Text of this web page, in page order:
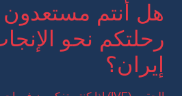
هل أنتم مستعدون
رحلتكم نحو
إيران؟